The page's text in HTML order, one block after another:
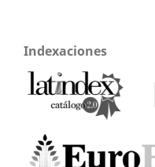
Indexaciones